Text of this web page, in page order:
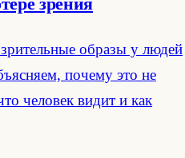
образы у людей
почему это не
человек видит и как